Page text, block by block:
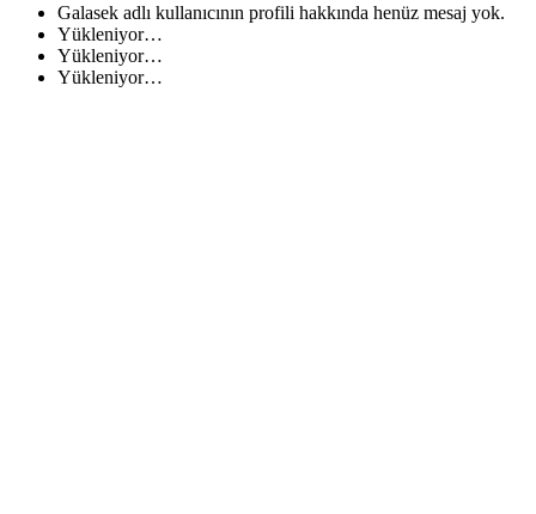
Galasek adlı kullanıcının profili hakkında henüz mesaj yok.
Yükleniyor…
Yükleniyor…
Yükleniyor…